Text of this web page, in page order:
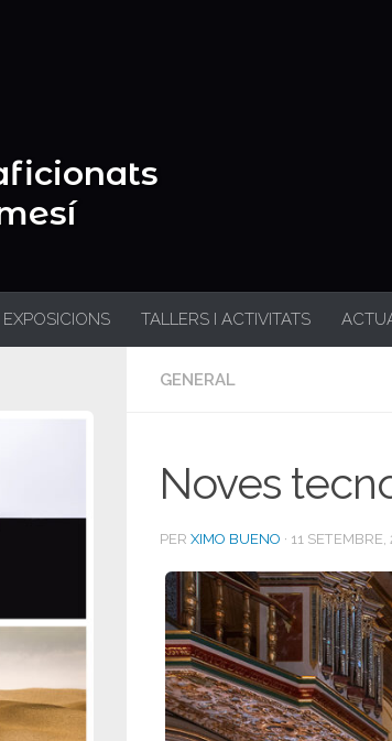
EXPOSICIONS TALLERS I ACTIVITATS
GENERAL
Noves
PER XIMO BUENO · 11 SETEMBRE,